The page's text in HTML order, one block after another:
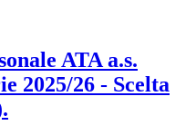
ATA a.s.
2025/26 - Scelta